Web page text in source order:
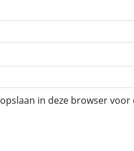
in deze browser